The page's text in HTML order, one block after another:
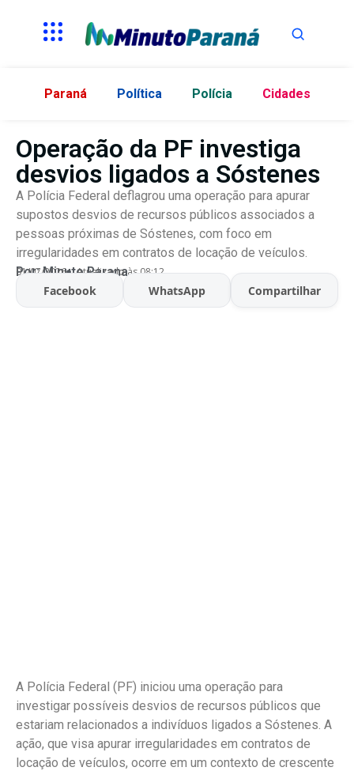
Paraná Política Polícia Cidades
Operação da PF investiga
desvios ligados a Sóstenes
A Polícia Federal deflagrou uma operação para apurar
supostos desvios de recursos públicos associados a
pessoas próximas de Sóstenes, com foco em
irregularidades em contratos de locação de veículos.
Por:Minuto Parana
01/07/2026 Atualizado às 08:12
Facebook WhatsApp Compartilhar
A Polícia Federal (PF) iniciou uma operação para
investigar possíveis desvios de recursos públicos que
estariam relacionados a indivíduos ligados a Sóstenes. A
ação, que visa apurar irregularidades em contratos de
locação de veículos, ocorre em um contexto de crescente